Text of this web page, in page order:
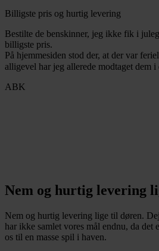
Billigste pris og hurtig levering
Bestilte de benskinner, jeg ikke fik i
billigste pris.
På hjemmesiden stod der, at der var
alligevel har jeg allerede modtaget dem
ABK
Nem og hurtig levering
Nem og hurtig levering lige til døren.
har ikke samlet vores mål endnu, da
os til en masse spil i haven.